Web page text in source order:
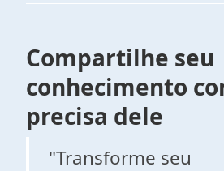
Compartilhe seu
conhecimento
precisa dele
"Transforme seu